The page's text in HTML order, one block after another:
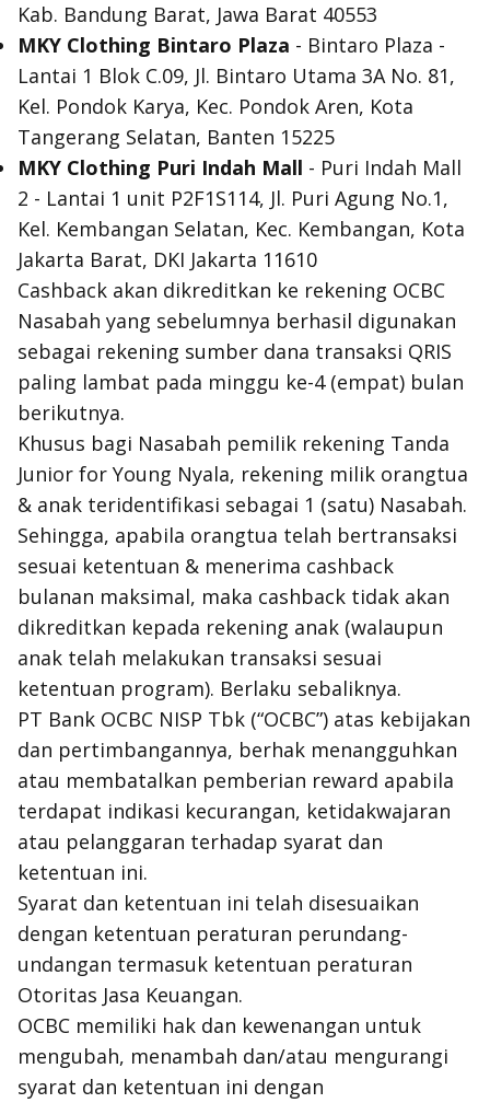
Kab. Bandung Barat, Jawa Barat 40553
MKY Clothing Bintaro Plaza - Bintaro Plaza -
Lantai 1 Blok C.09, Jl. Bintaro Utama 3A No. 81,
Kel. Pondok Karya, Kec. Pondok Aren, Kota
Tangerang Selatan, Banten 15225
MKY Clothing Puri Indah Mall - Puri Indah Mall
2 - Lantai 1 unit P2F1S114, Jl. Puri Agung No.1,
Kel. Kembangan Selatan, Kec. Kembangan, Kota
Jakarta Barat, DKI Jakarta 11610
Cashback akan dikreditkan ke rekening OCBC
Nasabah yang sebelumnya berhasil digunakan
sebagai rekening sumber dana transaksi QRIS
paling lambat pada minggu ke-4 (empat) bulan
berikutnya.
Khusus bagi Nasabah pemilik rekening Tanda
Junior for Young Nyala, rekening milik orangtua
& anak teridentifikasi sebagai 1 (satu) Nasabah.
Sehingga, apabila orangtua telah bertransaksi
sesuai ketentuan & menerima cashback
bulanan maksimal, maka cashback tidak akan
dikreditkan kepada rekening anak (walaupun
anak telah melakukan transaksi sesuai
ketentuan program). Berlaku sebaliknya.
PT Bank OCBC NISP Tbk (“OCBC”) atas kebijakan
dan pertimbangannya, berhak menangguhkan
atau membatalkan pemberian reward apabila
terdapat indikasi kecurangan, ketidakwajaran
atau pelanggaran terhadap syarat dan
ketentuan ini.
Syarat dan ketentuan ini telah disesuaikan
dengan ketentuan peraturan perundang-
undangan termasuk ketentuan peraturan
Otoritas Jasa Keuangan.
OCBC memiliki hak dan kewenangan untuk
mengubah, menambah dan/atau mengurangi
syarat dan ketentuan ini dengan